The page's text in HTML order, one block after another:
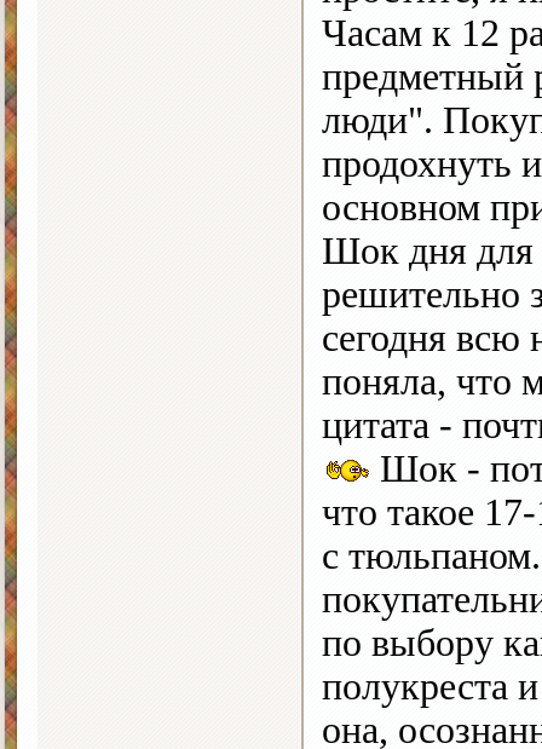
Часам к 12
предметный
люди".
продохнуть
основном
Шок дня
решительно
сегодня всю
поняла, что
цитата -
Шок -
что такое
с
по выбору
полукреста
она,